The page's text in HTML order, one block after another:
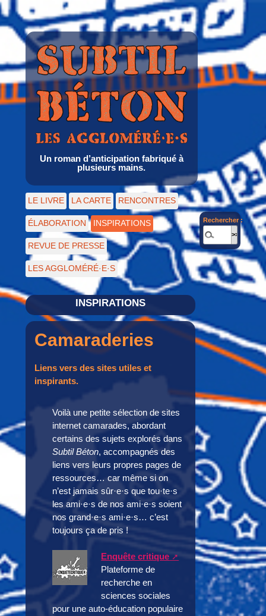
Un roman d’anticipation fabriqué à
plusieurs mains.
LE LIVRE LA CARTE RENCONTRES
ÉLABORATION INSPIRATIONS
REVUE DE PRESSE
LES AGGLOMÉRÉ·E·S
Rechercher :
INSPIRATIONS
Camaraderies
Liens vers des sites utiles et
inspirants.
Voilà une petite sélection de sites
internet camarades, abordant
certains des sujets explorés dans
Subtil Béton, accompagnés des
liens vers leurs propres pages de
ressources… car même si on
n’est jamais sûr·e·s que tou·te·s
les ami·e·s de nos ami·e·s soient
nos grand·e·s ami·e·s… c’est
toujours ça de pris !
Enquête critique
Plateforme de
recherche en
sciences sociales
pour une auto-éducation populaire